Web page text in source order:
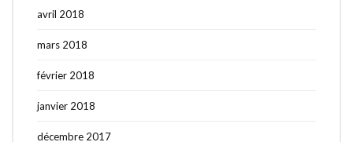
avril 2018
mars 2018
février 2018
janvier 2018
décembre 2017